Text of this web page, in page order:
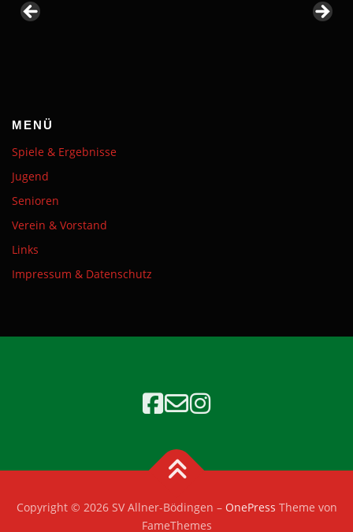
MENÜ
Spiele & Ergebnisse
Jugend
Senioren
Verein & Vorstand
Links
Impressum & Datenschutz
Copyright © 2026 SV Allner-Bödingen – OnePress Theme von
FameThemes